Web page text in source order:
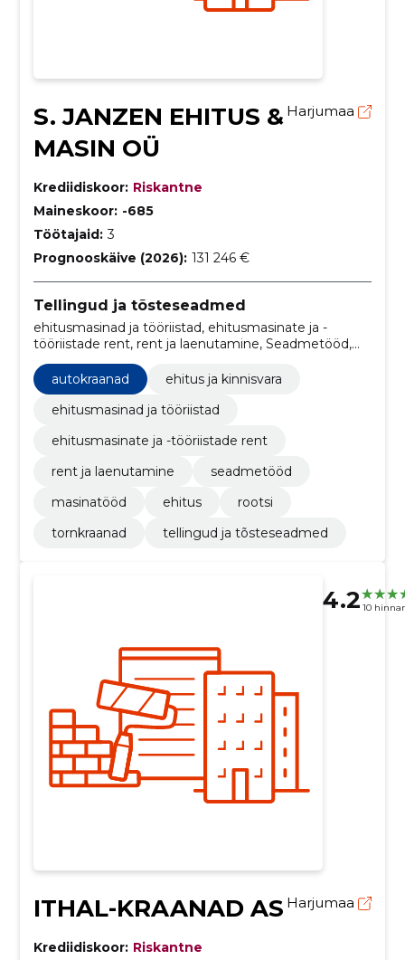
S. JANZEN EHITUS &
MASIN OÜ
Harjumaa
Krediidiskoor: Riskantne
Maineskoor: -685
Töötajaid: 3
Prognooskäive (2026): 131 246 €
Tellingud ja tõsteseadmed
ehitusmasinad ja tööriistad, ehitusmasinate ja -
tööriistade rent, rent ja laenutamine, Seadmetööd,
Masinatööd, Ehitus, rootsi, Autokraanad, tornkraanad,
ehitus ja kinnisvara
autokraanad
ehitus ja kinnisvara
ehitusmasinad ja tööriistad
ehitusmasinate ja -tööriistade rent
rent ja laenutamine
seadmetööd
masinatööd
ehitus
rootsi
tornkraanad
tellingud ja tõsteseadmed
4.2 10
ITHAL-KRAANAD AS Harjumaa
Krediidiskoor: Riskantne